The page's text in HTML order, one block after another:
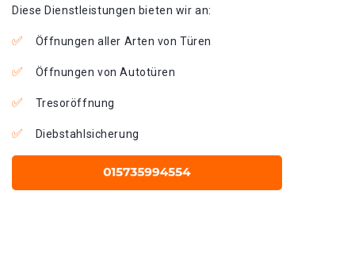
Diese Dienstleistungen bieten wir an:
Öffnungen aller Arten von Türen
Öffnungen von Autotüren
Tresoröffnung
Diebstahlsicherung